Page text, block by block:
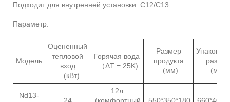
Подходит для внутренней установки: C12/C13
Параметр:
Модель
Оцененный
тепловой
вход
(кВт)
Горячая вода
（ΔT = 25K)
Размер
продукта
(мм)
размер
(мм)
Nd13-
12л